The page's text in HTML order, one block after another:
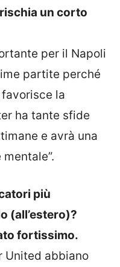
un corto
per il Napoli
partite perché
la
ha tante sfide
e avrà una
più
(all’estero)?
fortissimo.
United abbiano